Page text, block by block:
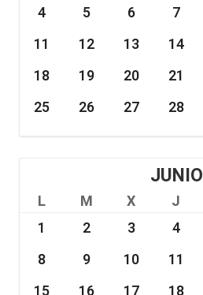
4
5 6 7
11
12 13 14
18
19 20 21
25
26 27 28
JUNIO
L M X J
1
2 3 4
8
9 10 11